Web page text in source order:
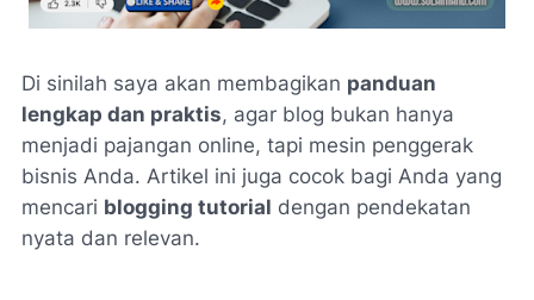
Di sinilah saya akan membagikan panduan
lengkap dan praktis, agar blog bukan hanya
menjadi pajangan online, tapi mesin penggerak
bisnis Anda. Artikel ini juga cocok bagi Anda yang
mencari blogging tutorial dengan pendekatan
nyata dan relevan.